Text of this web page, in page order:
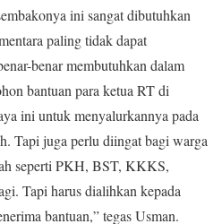
ini sangat dibutuhkan
paling tidak dapat
benar membutuhkan dalam
bantuan para ketua RT di
ini untuk menyalurkannya pada
Tapi juga perlu diingat bagi warga
seperti PKH, BST, KKKS,
Tapi harus dialihkan kepada
bantuan,” tegas Usman.